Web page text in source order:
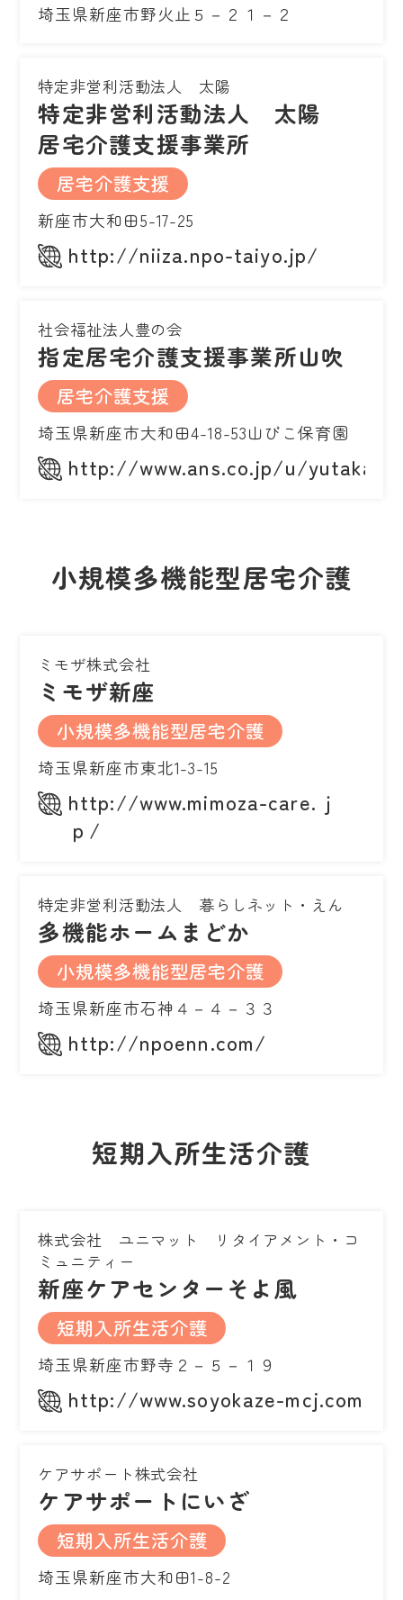
埼玉県新座市野火止５－２１－２
特定非営利活動法人 太陽
特定非営利活動法人 太陽
居宅介護支援事業所
居宅介護支援
新座市大和田5-17-25
http://niiza.npo-taiyo.jp/
社会福祉法人豊の会
指定居宅介護支援事業所山吹
居宅介護支援
埼玉県新座市大和田4-18-53山びこ保育園
http://www.ans.co.jp/u/
小規模多機能型居宅介護
ミモザ株式会社
ミモザ新座
小規模多機能型居宅介護
埼玉県新座市東北1-3-15
http://www.mimoza-care.ｊ
ｐ/
特定非営利活動法人 暮らしネット・えん
多機能ホームまどか
小規模多機能型居宅介護
埼玉県新座市石神４－４－３３
http://npoenn.com/
短期入所生活介護
株式会社 ユニマット リタイアメント・コ
ミュニティー
新座ケアセンターそよ風
短期入所生活介護
埼玉県新座市野寺２－５－１９
http://www.soyokaze-mcj.com
ケアサポート株式会社
ケアサポートにいざ
短期入所生活介護
埼玉県新座市大和田1-8-2